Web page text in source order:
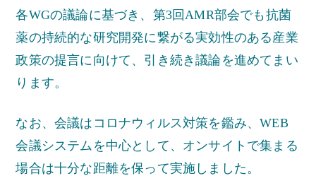
各WGの議論に基づき、第3回AMR部会でも抗菌
薬の持続的な研究開発に繋がる実効性のある産業
政策の提言に向けて、引き続き議論を進めてまい
ります。
なお、会議はコロナウィルス対策を鑑み、WEB
会議システムを中心として、オンサイトで集まる
場合は十分な距離を保って実施しました。